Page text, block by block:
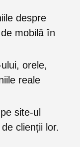
despre
mobilă în
orele,
reale
site-ul
clienții lor.